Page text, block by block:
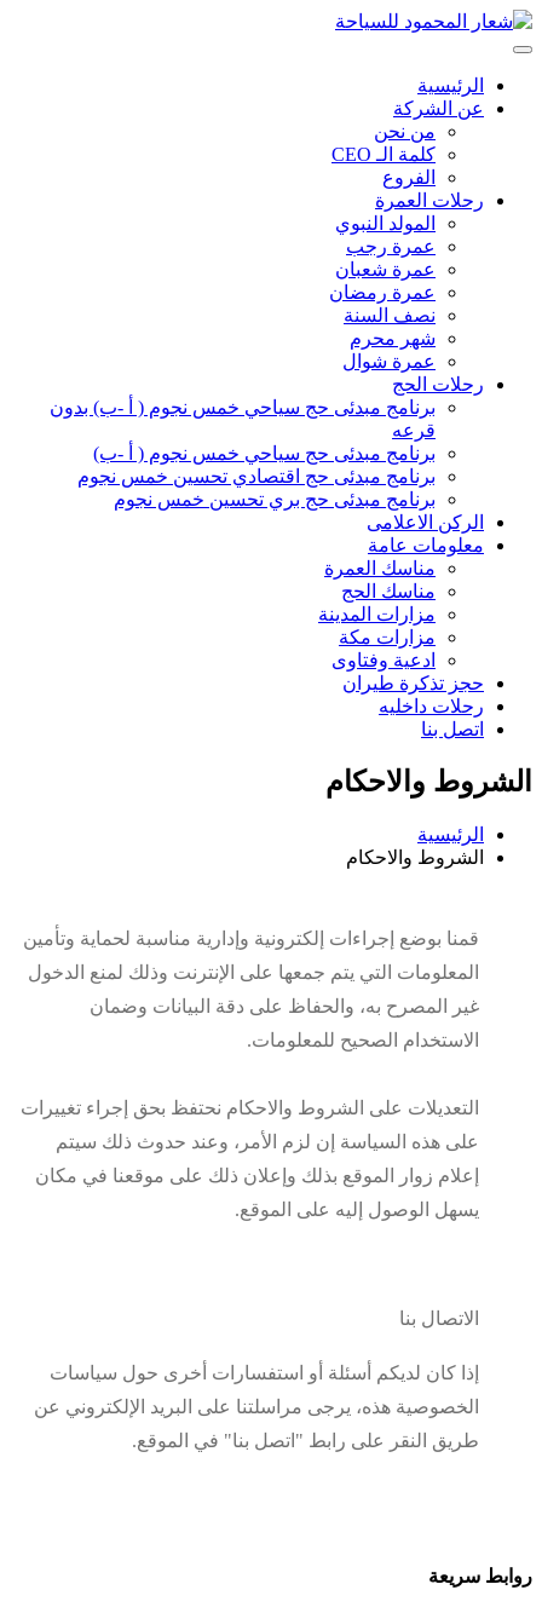
الرئيسية
عن الشركة
من نحن
كلمة الـ CEO
الفروع
رحلات العمرة
المولد النبوي
عمرة رجب
عمرة شعبان
عمرة رمضان
نصف السنة
شهر محرم
عمرة شوال
رحلات الحج
برنامج مبدئى حج سياحي خمس نجوم ( أ -ب) بدون
قرعه
برنامج مبدئى حج سياحي خمس نجوم ( أ -ب)
برنامج مبدئى حج اقتصادي تحسين خمس نجوم
برنامج مبدئى حج بري تحسين خمس نجوم
الركن الاعلامى
معلومات عامة
مناسك العمرة
مناسك الحج
مزارات المدينة
مزارات مكة
ادعية وفتاوى
حجز تذكرة طيران
رحلات داخليه
اتصل بنا
الشروط والاحكام
الرئيسية
الشروط والاحكام
قمنا بوضع إجراءات إلكترونية وإدارية مناسبة لحماية وتأمين
المعلومات التي يتم جمعها على الإنترنت وذلك لمنع الدخول
غير المصرح به، والحفاظ على دقة البيانات وضمان
الاستخدام الصحيح للمعلومات.
التعديلات على الشروط والاحكام نحتفظ بحق إجراء تغييرات
على هذه السياسة إن لزم الأمر، وعند حدوث ذلك سيتم
إعلام زوار الموقع بذلك وإعلان ذلك على موقعنا في مكان
يسهل الوصول إليه على الموقع.
الاتصال بنا
إذا كان لديكم أسئلة أو استفسارات أخرى حول سياسات
الخصوصية هذه، يرجى مراسلتنا على البريد الإلكتروني عن
طريق النقر على رابط "اتصل بنا" في الموقع.
روابط سريعة